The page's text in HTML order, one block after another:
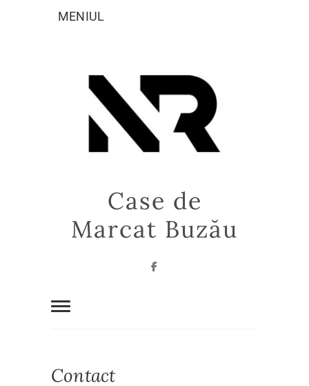
MENIUL
Case de
Marcat Buzău
Facebook
Contact